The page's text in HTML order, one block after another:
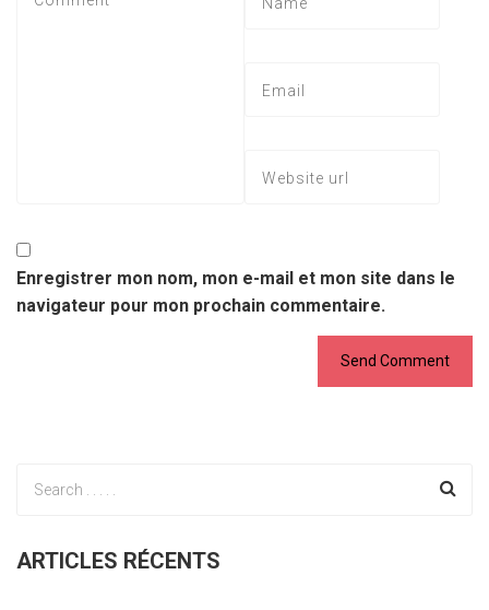
Enregistrer mon nom, mon e-mail et mon site dans le
navigateur pour mon prochain commentaire.
ARTICLES RÉCENTS